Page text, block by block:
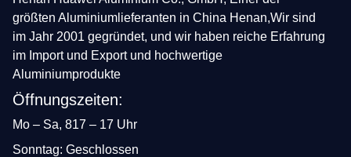
größten Aluminiumlieferanten in China Henan,Wir sind
im Jahr 2001 gegründet, und wir haben reiche Erfahrung
im Import und Export und hochwertige
Aluminiumprodukte
Öffnungszeiten:
Mo – Sa, 817 – 17 Uhr
Sonntag: Geschlossen